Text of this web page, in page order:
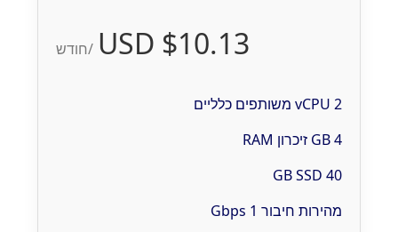
$10.13 USD /חודש
2 vCPU משותפים כלליים
4 GB זיכרון RAM
40 GB SSD
מהירות חיבור 1 Gbps